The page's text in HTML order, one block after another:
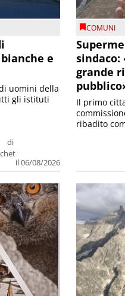
e
di
il 06/08/2026
uomini della
gli istituti
COMUNI
sindaco:
grande
Il primo
ribadito